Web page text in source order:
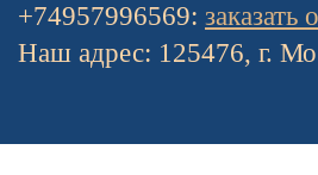
+74957996569: заказать
Наш адрес: 125476, г.